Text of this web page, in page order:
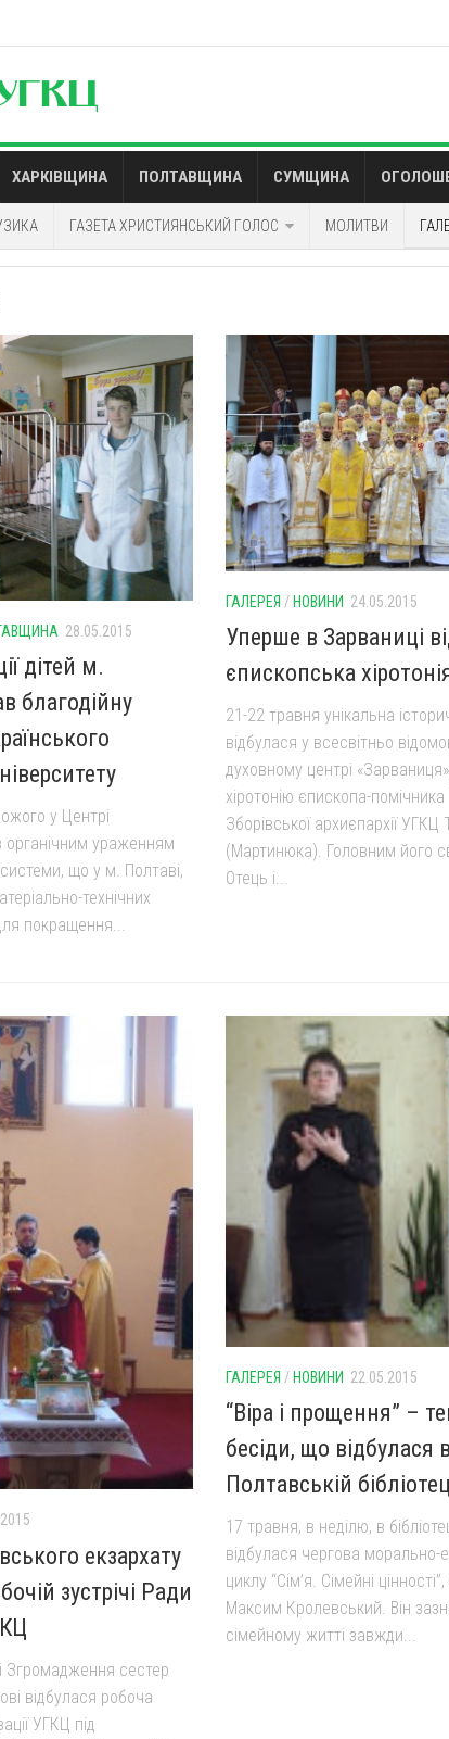
ХАРКІВЩИНА ПОЛТАВЩИНА СУМЩИНА
ГАЗЕТА ХРИСТИЯНСЬКИЙ ГОЛОС МОЛИТВИ
28.05.2015
дітей м.
благодійну
у Центрі
з органічним ураженням
що у м. Полтаві,
технічних
покращення...
ГАЛЕРЕЯ / НОВИНИ 24.05.2015
Уперше в Зарваниці
єпископська
21-22 травня унікальна
відбулася у всесвітньо
духовному центрі
хіротонію єпископа-
Зборівської архиєпархії УГКЦ
(Мартинюка). Головним його
Отець і...
екзархату
зустрічі Ради
Згромадження сестер
відбулася робоча
УГКЦ під
ГАЛЕРЕЯ / НОВИНИ 22.05.2015
“Віра і прощення” –
бесіди, що відбулася в
Полтавській
17 травня, в неділю, в
відбулася чергова морально-
циклу “Сім’я. Сімейні
Максим Кролевський. Він
сімейному житті завжди...